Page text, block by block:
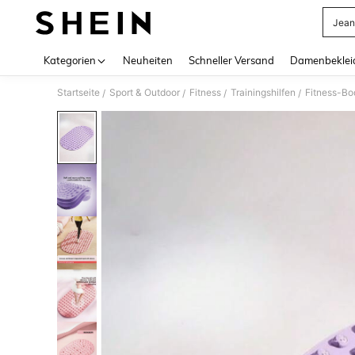
Kategorien Neuheiten Schneller Versand
Startseite / Sport & Outdoor / Fitness / Trainingshilfen / Fitness-